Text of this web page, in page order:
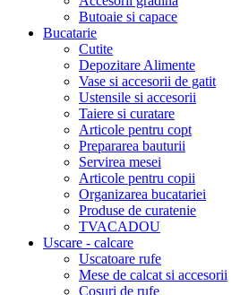
Butoaie si capace
Bucatarie
Cutite
Depozitare Alimente
Vase si accesorii de gatit
Ustensile si accesorii
Taiere si curatare
Articole pentru copt
Prepararea bauturii
Servirea mesei
Articole pentru copii
Organizarea bucatariei
Produse de curatenie
TVACADOU
Uscare - calcare
Uscatoare rufe
Mese de calcat si accesorii
Cosuri de rufe